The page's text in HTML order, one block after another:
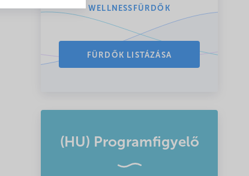
WELLNESSFÜRDŐK
FÜRDŐK LISTÁZÁSA
(HU) Programfigyelő